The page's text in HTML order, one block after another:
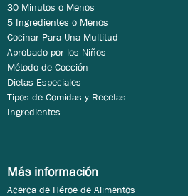
30 Minutos o Menos
5 Ingredientes o Menos
Cocinar Para Una Multitud
Aprobado por los Niños
Método de Cocción
Dietas Especiales
Tipos de Comidas y Recetas
Ingredientes
Más información
Acerca de Héroe de Alimentos